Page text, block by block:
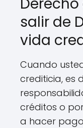
salir de
vida
Cuando
crediticia, es
créditos o
a hacer